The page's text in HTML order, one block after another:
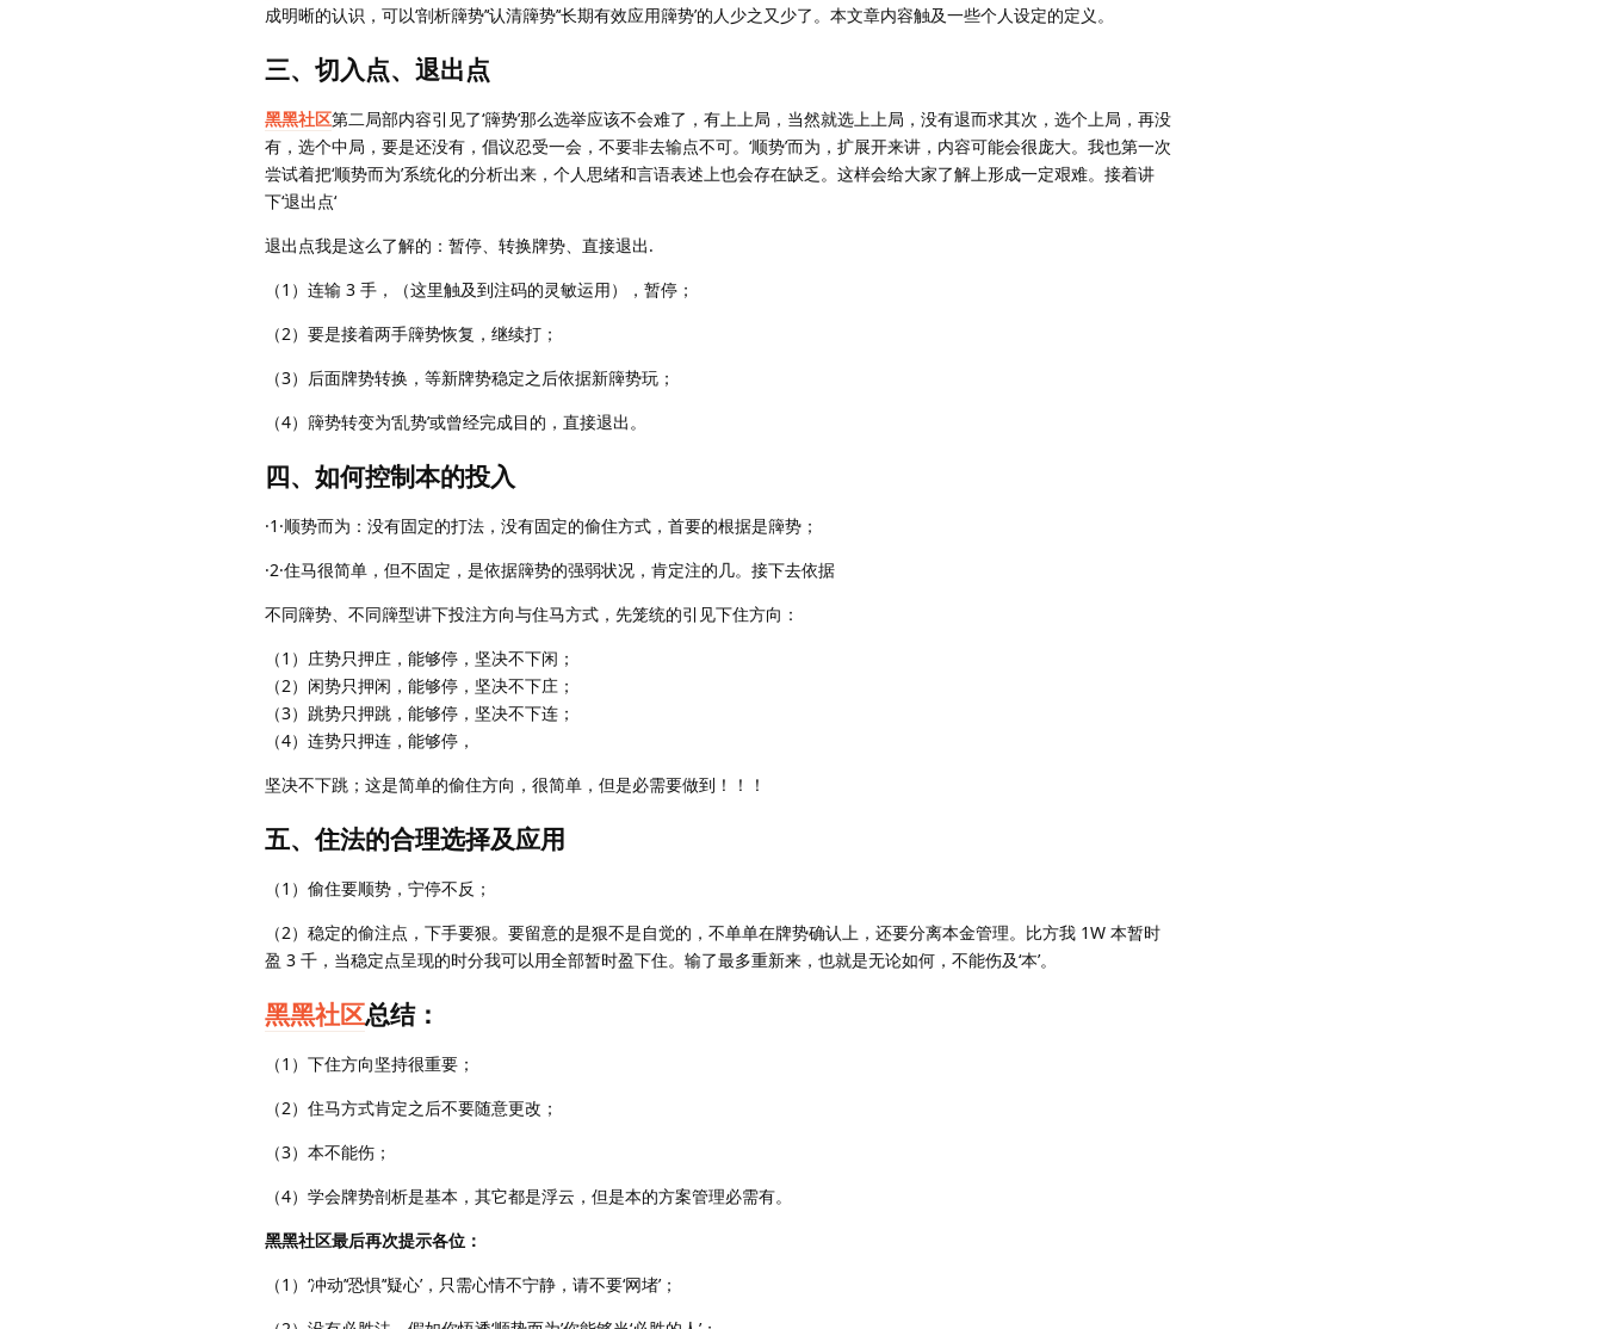
成明晰的认识，可以‘剖析簰势’‘认清簰势’‘长期有效应用簰势’的人少之又少了。本文章内容触及一些个人设定的定义。
三、切入点、退出点
黑黑社区第二局部内容引见了‘簰势’那么选举应该不会难了，有上上局，当然就选上上局，没有退而求其次，选个上局，再没
有，选个中局，要是还没有，倡议忍受一会，不要非去输点不可。‘顺势’而为，扩展开来讲，内容可能会很庞大。我也第一次
尝试着把‘顺势而为’系统化的分析出来，个人思绪和言语表述上也会存在缺乏。这样会给大家了解上形成一定艰难。接着讲
下‘退出点‘
退出点我是这么了解的：暂停、转换牌势、直接退出.
（1）连输 3 手，（这里触及到注码的灵敏运用），暂停；
（2）要是接着两手簰势恢复，继续打；
（3）后面牌势转换，等新牌势稳定之后依据新簰势玩；
（4）簰势转变为‘乱势’或曾经完成目的，直接退出。
四、如何控制本的投入
·1·顺势而为：没有固定的打法，没有固定的偷住方式，首要的根据是簰势；
·2·住马很简单，但不固定，是依据簰势的强弱状况，肯定注的几。接下去依据
不同簰势、不同簰型讲下投注方向与住马方式，先笼统的引见下住方向：
（1）庄势只押庄，能够停，坚决不下闲；
（2）闲势只押闲，能够停，坚决不下庄；
（3）跳势只押跳，能够停，坚决不下连；
（4）连势只押连，能够停，
坚决不下跳；这是简单的偷住方向，很简单，但是必需要做到！！！
五、住法的合理选择及应用
（1）偷住要顺势，宁停不反；
（2）稳定的偷注点，下手要狠。要留意的是狠不是自觉的，不单单在牌势确认上，还要分离本金管理。比方我 1W 本暂时
盈 3 千，当稳定点呈现的时分我可以用全部暂时盈下住。输了最多重新来，也就是无论如何，不能伤及‘本’。
黑黑社区总结：
（1）下住方向坚持很重要；
（2）住马方式肯定之后不要随意更改；
（3）本不能伤；
（4）学会牌势剖析是基本，其它都是浮云，但是本的方案管理必需有。
黑黑社区最后再次提示各位：
（1）‘冲动’‘恐惧’‘疑心’，只需心情不宁静，请不要‘网堵’；